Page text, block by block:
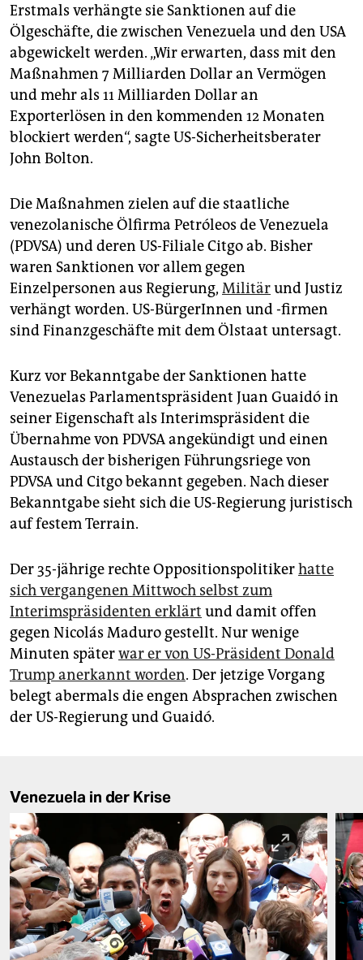
abo
genossenschaft
epaper login
Erstmals verhängte sie Sanktionen auf die
Ölgeschäfte, die zwischen Venezuela und den USA
abgewickelt werden. „Wir erwarten, dass mit den
Maßnahmen 7 Milliarden Dollar an Vermögen
und mehr als 11 Milliarden Dollar an
Exporterlösen in den kommenden 12 Monaten
blockiert werden“, sagte US-Sicherheitsberater
John Bolton.
Die Maßnahmen zielen auf die staatliche
venezolanische Ölfirma Petróleos de Venezuela
(PDVSA) und deren US-Filiale Citgo ab. Bisher
waren Sanktionen vor allem gegen
Einzelpersonen aus Regierung, Militärund Justiz
verhängt worden. US-BürgerInnen und -firmen
sind Finanzgeschäfte mit dem Ölstaat untersagt.
Kurz vor Bekanntgabe der Sanktionen hatte
Venezuelas Parlamentspräsident Juan Guaidó in
seiner Eigenschaft als Interimspräsident die
Übernahme von PDVSA angekündigt und einen
Austausch der bisherigen Führungsriege von
PDVSA und Citgo bekannt gegeben. Nach dieser
Bekanntgabe sieht sich die US-Regierung juristisch
auf festem Terrain.
Der 35-jährige rechte Oppositionspolitikerhatte
sich vergangenen Mittwoch selbst zum
Interimspräsidenten erklärt und damit offen
gegen Nicolás Maduro gestellt. Nur wenige
Minuten späterwar er von US-Präsident Donald
Trump anerkannt worden. Der jetzige Vorgang
belegt abermals die engen Absprachen zwischen
der US-Regierung und Guaidó.
Venezuela in der Krise